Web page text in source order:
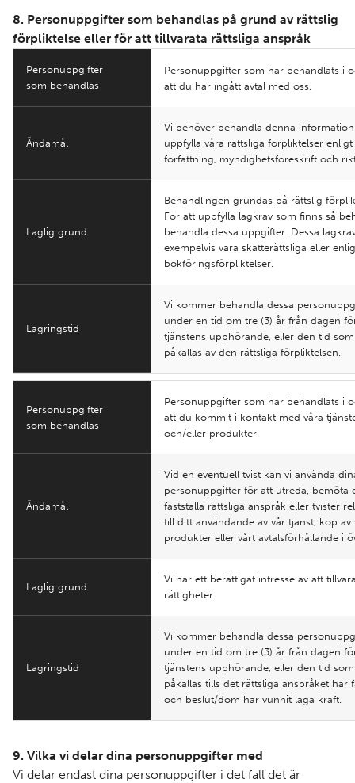
8. Personuppgifter som behandlas på grund av rättslig
förpliktelse eller för att tillvarata rättsliga anspråk
Personuppgifter
som behandlas
Personuppgifter som har behandlats i
att du har ingått avtal med oss.
Ändamål
Vi behöver behandla denna
uppfylla våra rättsliga förpliktelser enligt
författning, myndighetsföreskrift och
Laglig grund
Behandlingen grundas på rättslig
För att uppfylla lagkrav som finns så
behandla dessa uppgifter. Dessa
exempelvis vara skatterättsliga eller
bokföringsförpliktelser.
Lagringstid
Vi kommer behandla dessa
under en tid om tre (3) år från dagen
tjänstens upphörande, eller den tid som
påkallas av den rättsliga förpliktelsen.
Personuppgifter
som behandlas
Personuppgifter som har behandlats i
att du kommit i kontakt med våra
och/eller produkter.
Ändamål
Vid en eventuell tvist kan vi använda
personuppgifter för att utreda, bemöta
fastställa rättsliga anspråk eller tvister
till ditt användande av vår tjänst, köp av
produkter eller vårt avtalsförhållande i
Laglig grund
Vi har ett berättigat intresse av att
rättigheter.
Lagringstid
Vi kommer behandla dessa
under en tid om tre (3) år från dagen
tjänstens upphörande, eller den tid som
påkallas tills det rättsliga anspråket har
och beslut/dom har vunnit laga kraft.
9. Vilka vi delar dina personuppgifter med
Vi delar endast dina personuppgifter i det fall det är